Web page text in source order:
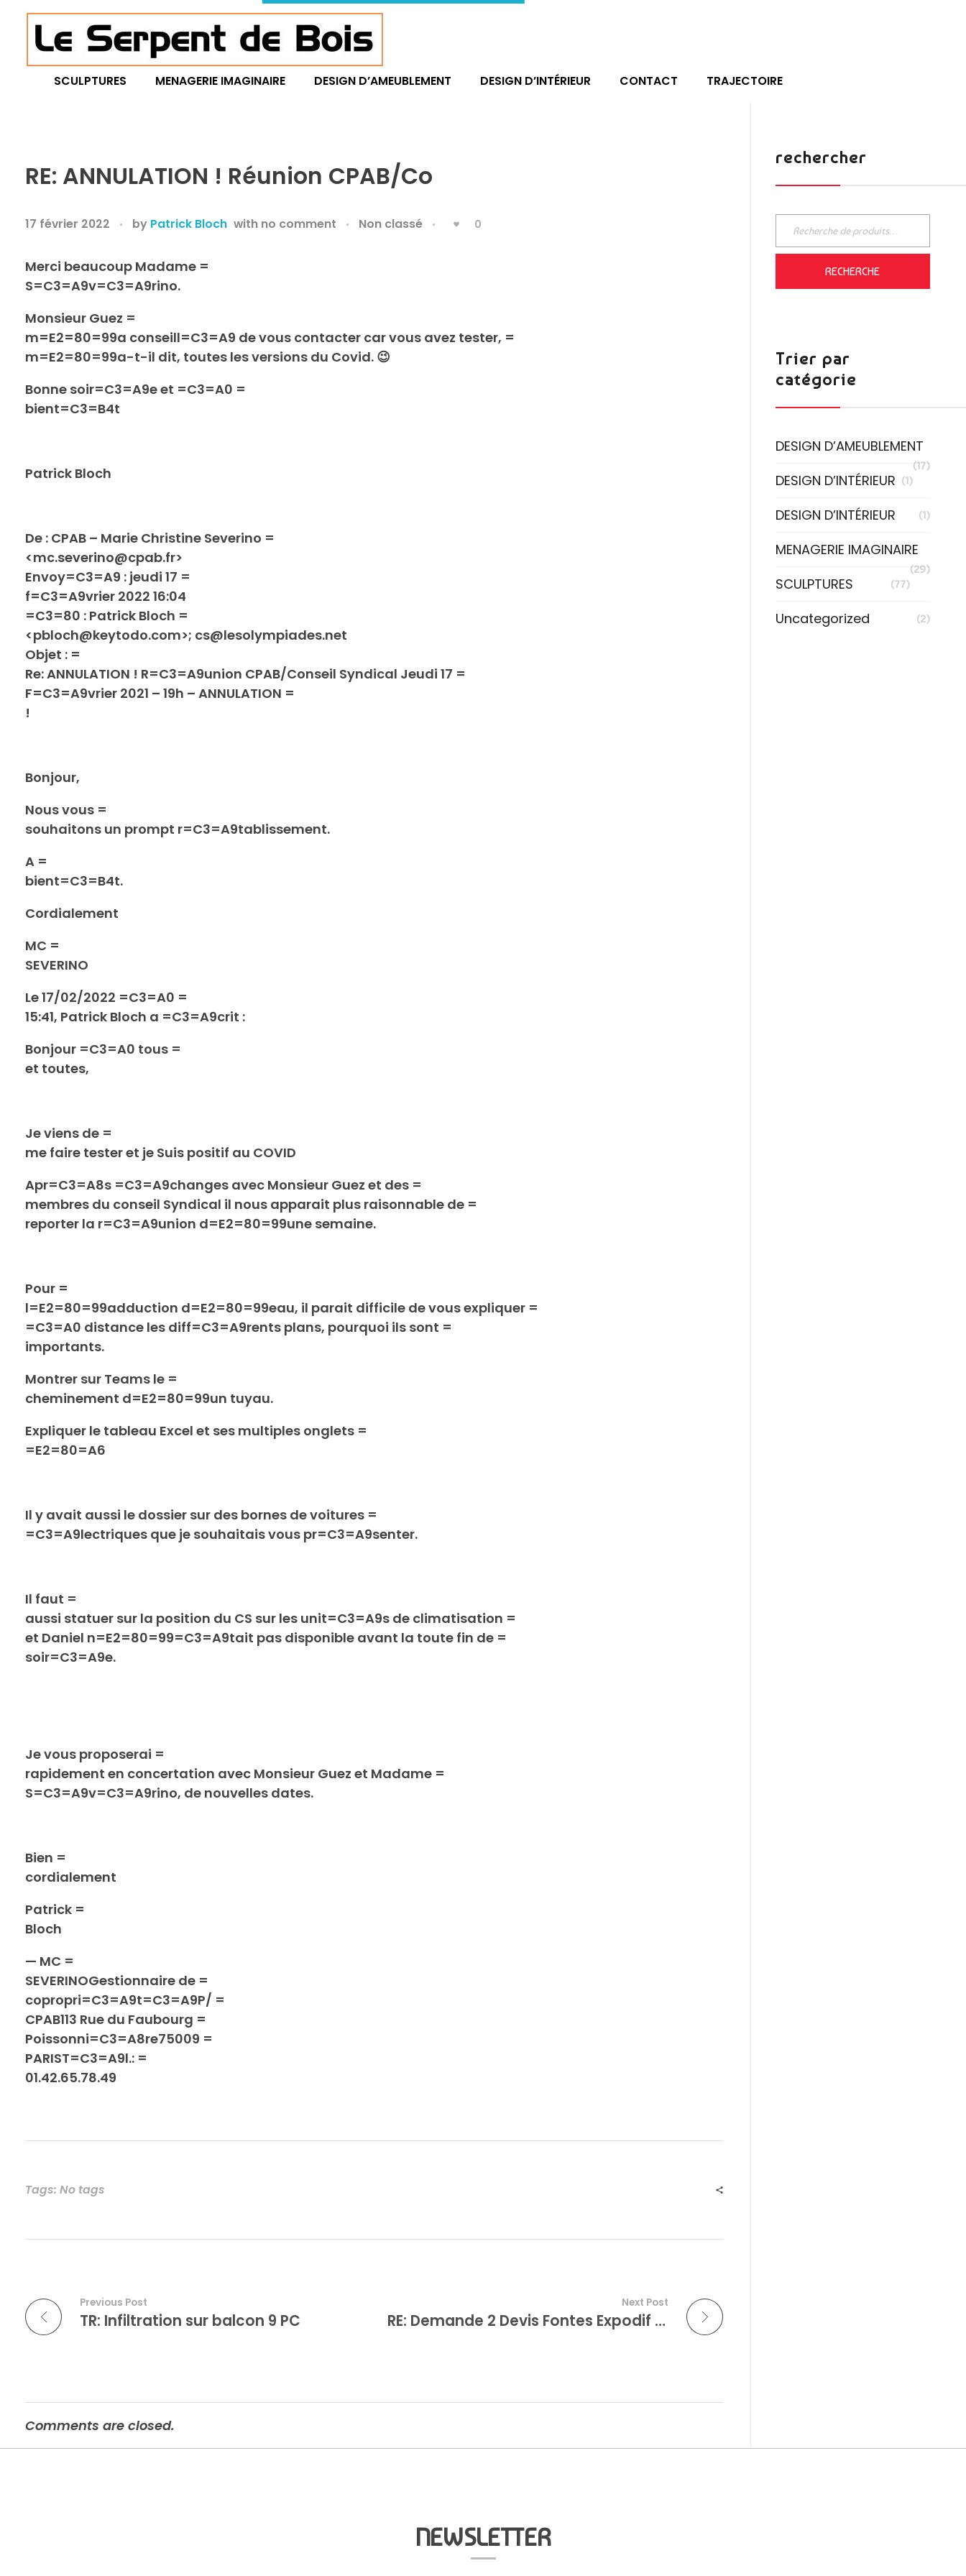
SCULPTURES MENAGERIE IMAGINAIRE DESIGN D’AMEUBLEMENT DESIGN D’INTÉRIEUR CONTACT TRAJECTOIRE
RE: ANNULATION ! Réunion CPAB/Co
17 février 2022 by Patrick Bloch with no comment Non classé 0
Merci beaucoup Madame =
S=C3=A9v=C3=A9rino.
Monsieur Guez =
m=E2=80=99a conseill=C3=A9 de vous contacter car vous avez tester, =
m=E2=80=99a-t-il dit, toutes les versions du Covid. 😉
Bonne soir=C3=A9e et =C3=A0 =
bient=C3=B4t
Patrick Bloch
De : CPAB – Marie Christine Severino =
<mc.severino@cpab.fr>
Envoy=C3=A9 : jeudi 17 =
f=C3=A9vrier 2022 16:04
=C3=80 : Patrick Bloch =
<pbloch@keytodo.com>; cs@lesolympiades.net
Objet : =
Re: ANNULATION ! R=C3=A9union CPAB/Conseil Syndical Jeudi 17 =
F=C3=A9vrier 2021 – 19h – ANNULATION =
!
Bonjour,
Nous vous =
souhaitons un prompt r=C3=A9tablissement.
A =
bient=C3=B4t.
Cordialement
MC =
SEVERINO
Le 17/02/2022 =C3=A0 =
15:41, Patrick Bloch a =C3=A9crit :
Bonjour =C3=A0 tous =
et toutes,
Je viens de =
me faire tester et je Suis positif au COVID
Apr=C3=A8s =C3=A9changes avec Monsieur Guez et des =
membres du conseil Syndical il nous apparait plus raisonnable de =
reporter la r=C3=A9union d=E2=80=99une semaine.
Pour =
l=E2=80=99adduction d=E2=80=99eau, il parait difficile de vous expliquer =
=C3=A0 distance les diff=C3=A9rents plans, pourquoi ils sont =
importants.
Montrer sur Teams le =
cheminement d=E2=80=99un tuyau.
Expliquer le tableau Excel et ses multiples onglets =
=E2=80=A6
Il y avait aussi le dossier sur des bornes de voitures =
=C3=A9lectriques que je souhaitais vous pr=C3=A9senter.
Il faut =
aussi statuer sur la position du CS sur les unit=C3=A9s de climatisation =
et Daniel n=E2=80=99=C3=A9tait pas disponible avant la toute fin de =
soir=C3=A9e.
Je vous proposerai =
rapidement en concertation avec Monsieur Guez et Madame =
S=C3=A9v=C3=A9rino, de nouvelles dates.
Bien =
cordialement
Patrick =
Bloch
— MC =
SEVERINOGestionnaire de =
copropri=C3=A9t=C3=A9P/ =
CPAB113 Rue du Faubourg =
Poissonni=C3=A8re75009 =
PARIST=C3=A9l.: =
01.42.65.78.49
Tags: No tags
Previous Post
TR: Infiltration sur balcon 9 PC
Next Post
RE: Demande 2 Devis Fontes Expodif et Aelidte – Atmosphere [Les
Comments are closed.
rechercher
RECHERCHE
Trier par
catégorie
DESIGN D’AMEUBLEMENT
(17)
DESIGN D’INTÉRIEUR (1)
DESIGN D’INTÉRIEUR (1)
MENAGERIE IMAGINAIRE
(29)
SCULPTURES (77)
Uncategorized (2)
NEWSLETTER